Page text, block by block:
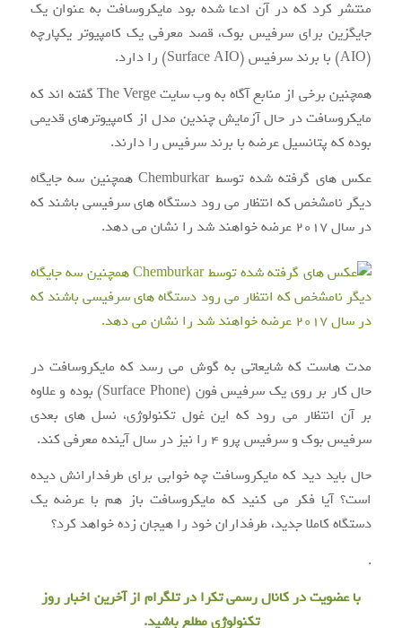
منتشر کرد که در آن ادعا شده بود مایکروسافت به عنوان یک
جایگزین برای سرفیس بوک، قصد معرفی یک کامپیوتر یکپارچه
(AIO) با برند سرفیس (Surface AIO) را دارد.
همچنین برخی از منابع آگاه به وب سایت The Verge گفته اند که
مایکروسافت در حال آزمایش چندین مدل از کامپیوترهای قدیمی
بوده که پتانسیل عرضه با برند سرفیس را دارند.
عکس های گرفته شده توسط Chemburkar همچنین سه جایگاه
دیگر نامشخص که انتظار می رود دستگاه های سرفیسی باشند که
در سال ۲۰۱۷ عرضه خواهند شد را نشان می دهد.
مدت هاست که شایعاتی به گوش می رسد که مایکروسافت در
حال کار بر روی یک سرفیس فون (Surface Phone) بوده و علاوه
بر آن انتظار می رود که این غول تکنولوژی، نسل های بعدی
سرفیس بوک و سرفیس پرو ۴ را نیز در سال آینده معرفی کند.
حال باید دید که مایکروسافت چه خوابی برای طرفدارانش دیده
است؟ آیا فکر می کنید که مایکروسافت باز هم با عرضه یک
دستگاه کاملا جدید، طرفداران خود را هیجان زده خواهد کرد؟
.
با عضویت در کانال رسمی تکرا در تلگرام از آخرین اخبار روز
تکنولوژی مطلع باشید.